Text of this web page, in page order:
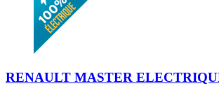
RENAULT MASTER